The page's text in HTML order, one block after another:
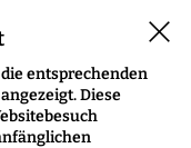
entsprechenden
Diese